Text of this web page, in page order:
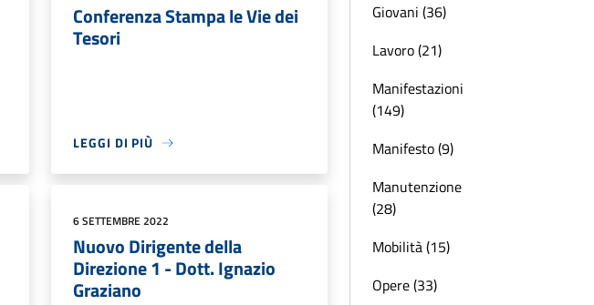
Conferenza Stampa le Vie dei
Tesori
LEGGI DI PIÙ
6 SETTEMBRE 2022
Nuovo Dirigente della
Direzione 1 - Dott. Ignazio
Graziano
Giovani (36)
Lavoro (21)
Manifestazioni
(149)
Manifesto (9)
Manutenzione
(28)
Mobilità (15)
Opere (33)